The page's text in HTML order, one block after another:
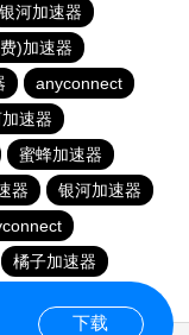
银河加速器
)加速器
anyconnect
速器
蜜蜂加速器
器
银河加速器
橘子加速器
下载